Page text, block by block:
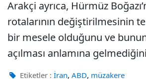
Arakçi ayrıca, Hürmüz
rotalarının değiştirilmesinin
bir mesele olduğunu ve
açılması anlamına
Etiketler : İran, ABD, müzakere